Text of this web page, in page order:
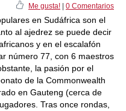
Me gusta! 0 Comentarios
en Sudáfrica son el
al ajedrez se puede decir
y en el escalafón
número 77, con 6 maestros
la pasión por el
de la Commonwealth
en Gauteng (cerca de
Tras once rondas,